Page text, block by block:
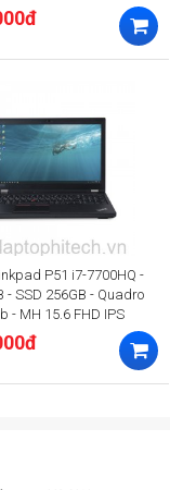
P51 i7-7700HQ -
256GB - Quadro
M1200 4gb - MH 15.6 FHD IPS